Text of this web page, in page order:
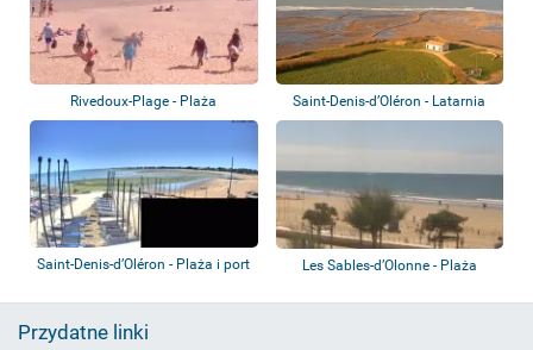
Rivedoux-Plage - Plaża
południowa
Saint-Denis-d’Oléron - Latarnia
morska C...
Saint-Denis-d’Oléron - Plaża i port Les Sables-d’Olonne - Plaża
Przydatne linki